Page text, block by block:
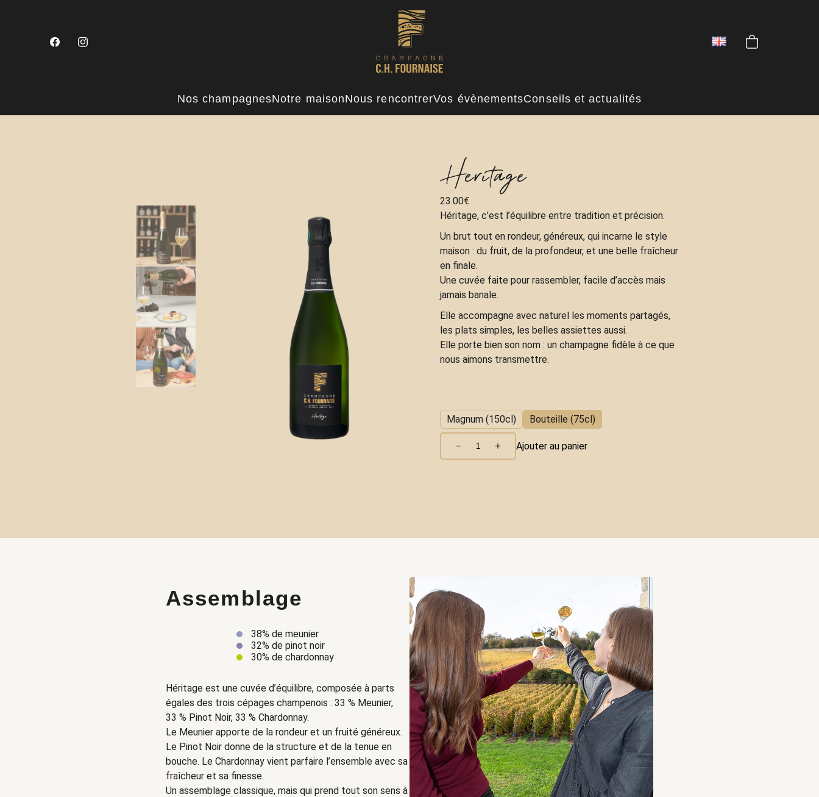
Nos champagnesNotre maisonNous rencontrerVos évènementsConseils et actualités
Heritage
23.00€
Héritage, c’est l’équilibre entre tradition et précision.
Un brut tout en rondeur, généreux, qui incarne le style
maison : du fruit, de la profondeur, et une belle fraîcheur
en finale.
Une cuvée faite pour rassembler, facile d’accès mais
jamais banale.
Elle accompagne avec naturel les moments partagés,
les plats simples, les belles assiettes aussi.
Elle porte bien son nom : un champagne fidèle à ce que
nous aimons transmettre.
Magnum (150cl) Bouteille (75cl)
－ ＋ Ajouter au panier
Assemblage
38% de meunier
32% de pinot noir
30% de chardonnay
Héritage est une cuvée d’équilibre, composée à parts
égales des trois cépages champenois : 33 % Meunier,
33 % Pinot Noir, 33 % Chardonnay.
Le Meunier apporte de la rondeur et un fruité généreux.
Le Pinot Noir donne de la structure et de la tenue en
bouche. Le Chardonnay vient parfaire l’ensemble avec sa
fraîcheur et sa finesse.
Un assemblage classique, mais qui prend tout son sens à